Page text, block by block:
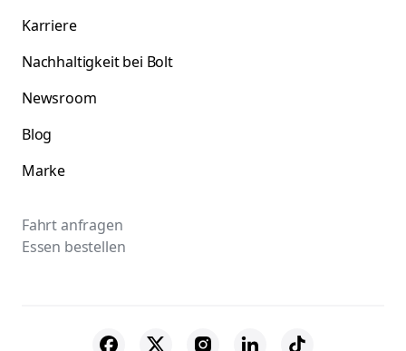
Karriere
Nachhaltigkeit bei Bolt
Newsroom
Blog
Marke
Fahrt anfragen
Essen bestellen